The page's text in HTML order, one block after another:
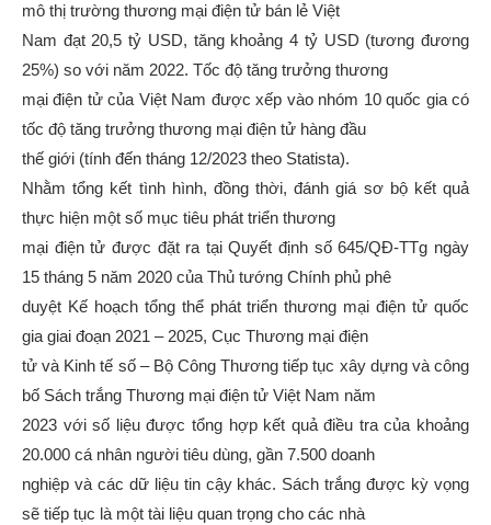
mô thị trường thương mại điện tử bán lẻ Việt
Nam đạt 20,5 tỷ USD, tăng khoảng 4 tỷ USD (tương đương
25%) so với năm 2022. Tốc độ tăng trưởng thương
mại điện tử của Việt Nam được xếp vào nhóm 10 quốc gia có
tốc độ tăng trưởng thương mại điện tử hàng đầu
thế giới (tính đến tháng 12/2023 theo Statista).
Nhằm tổng kết tình hình, đồng thời, đánh giá sơ bộ kết quả
thực hiện một số mục tiêu phát triển thương
mại điện tử được đặt ra tại Quyết định số 645/QĐ-TTg ngày
15 tháng 5 năm 2020 của Thủ tướng Chính phủ phê
duyệt Kế hoạch tổng thể phát triển thương mại điện tử quốc
gia giai đoạn 2021 – 2025, Cục Thương mại điện
tử và Kinh tế số – Bộ Công Thương tiếp tục xây dựng và công
bố Sách trắng Thương mại điện tử Việt Nam năm
2023 với số liệu được tổng hợp kết quả điều tra của khoảng
20.000 cá nhân người tiêu dùng, gần 7.500 doanh
nghiệp và các dữ liệu tin cậy khác. Sách trắng được kỳ vọng
sẽ tiếp tục là một tài liệu quan trọng cho các nhà